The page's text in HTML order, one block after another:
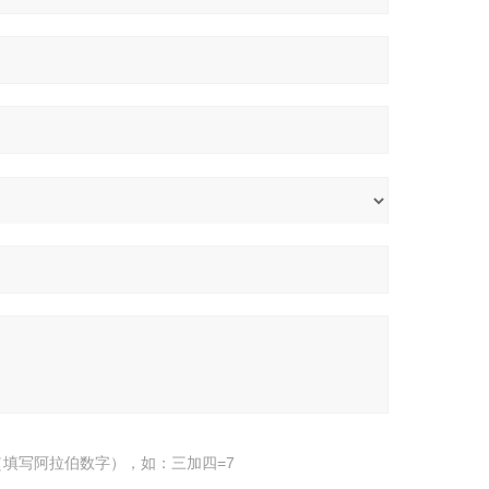
写阿拉伯数字），如：三加四=7